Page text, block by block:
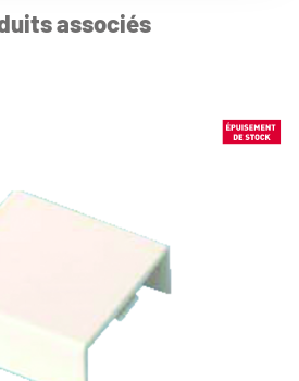
associés